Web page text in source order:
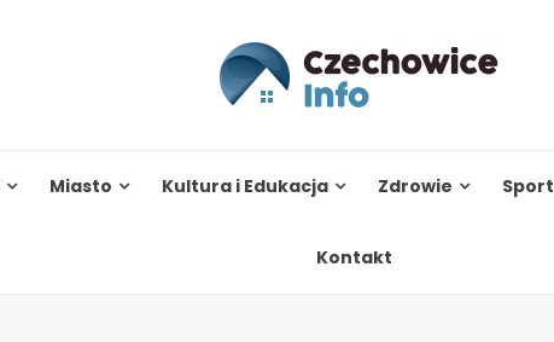
Miasto Kultura i Edukacja Zdrowie Sport
Kontakt